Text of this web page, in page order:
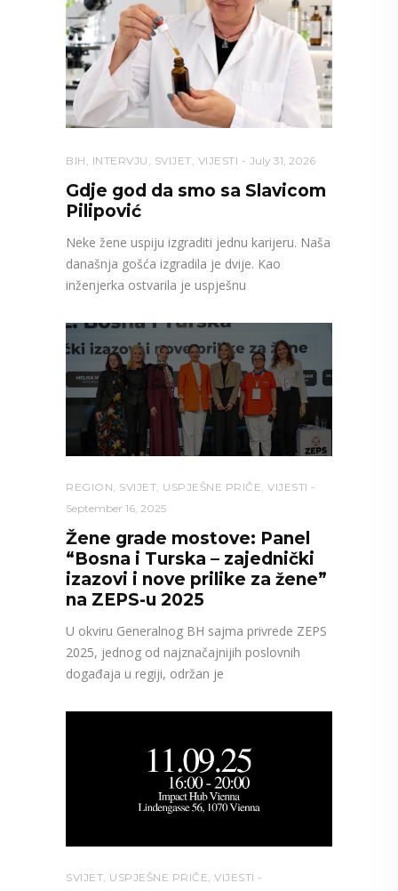
BIH INTERVJU SVIJET VIJESTI July 31, 2026
Gdje god da smo sa Slavicom
Pilipović
Neke žene uspiju izgraditi jednu karijeru. Naša
današnja gošća izgradila je dvije. Kao
inženjerka ostvarila je uspješnu
REGION SVIJET USPJEŠNE PRIČE VIJESTI
September 16, 2025
Žene grade mostove: Panel
“Bosna i Turska – zajednički
izazovi i nove prilike za žene”
na ZEPS-u 2025
U okviru Generalnog BH sajma privrede ZEPS
2025, jednog od najznačajnijih poslovnih
događaja u regiji, održan je
SVIJET, USPJEŠNE PRIČE, VIJESTI